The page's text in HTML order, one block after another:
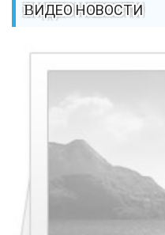
ВИДЕО НОВОСТИ